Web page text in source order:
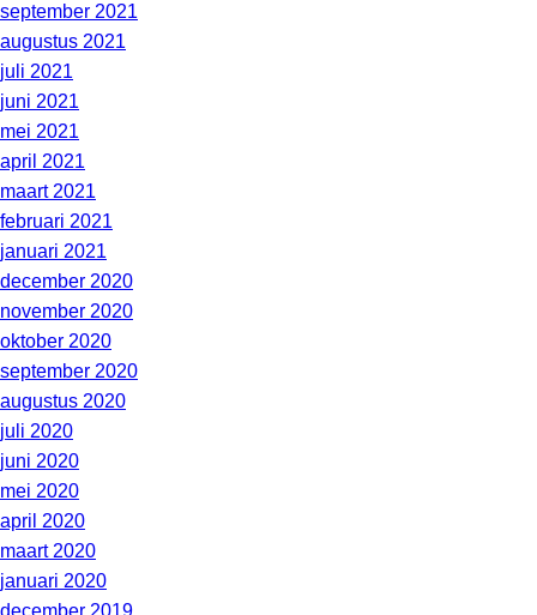
september 2021
augustus 2021
juli 2021
juni 2021
mei 2021
april 2021
maart 2021
februari 2021
januari 2021
december 2020
november 2020
oktober 2020
september 2020
augustus 2020
juli 2020
juni 2020
mei 2020
april 2020
maart 2020
januari 2020
december 2019